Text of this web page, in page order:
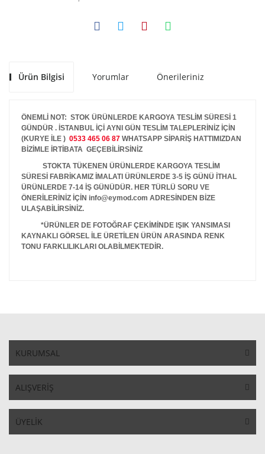
Ürün Bilgisi Yorumlar Önerileriniz
ÖNEMLİ NOT: STOK ÜRÜNLERDE KARGOYA TESLİM SÜRESİ 1
GÜNDÜR . İSTANBUL İÇİ AYNI GÜN TESLİM TALEPLERİNİZ İÇİN
(KURYE İLE ) 0533 465 06 87 WHATSAPP SİPARİŞ HATTIMIZDAN
BİZİMLE İRTİBATA GEÇEBİLİRSİNİZ
STOKTA TÜKENEN ÜRÜNLERDE KARGOYA TESLİM
SÜRESİ FABRİKAMIZ İMALATI ÜRÜNLERDE 3-5 İŞ GÜNÜ İTHAL
ÜRÜNLERDE 7-14 İŞ GÜNÜDÜR. HER TÜRLÜ SORU VE
ÖNERİLERİNİZ İÇİN info@eymod.com ADRESİNDEN BİZE
ULAŞABİLİRSİNİZ.
*ÜRÜNLER DE FOTOĞRAF ÇEKİMİNDE IŞIK YANSIMASI
KAYNAKLI GÖRSEL İLE ÜRETİLEN ÜRÜN ARASINDA RENK
TONU FARKLILIKLARI OLABİLMEKTEDİR.
KURUMSAL
ALIŞVERİŞ
ÜYELİK